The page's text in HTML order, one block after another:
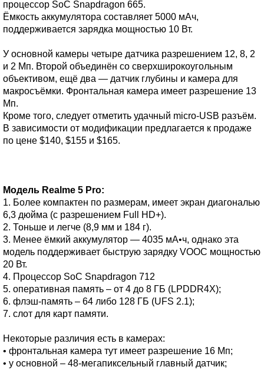
процессор SoC Snapdragon 665.
Ёмкость аккумулятора составляет 5000 мАч,
поддерживается зарядка мощностью 10 Вт.
У основной камеры четыре датчика разрешением 12, 8, 2
и 2 Мп. Второй объединён со сверхширокоугольным
объективом, ещё два — датчик глубины и камера для
макросъёмки. Фронтальная камера имеет разрешение 13
Мп.
Кроме того, следует отметить удачный micro-USB разъём.
В зависимости от модификации предлагается к продаже
по цене $140, $155 и $165.
Модель Realme 5 Pro:
1. Более компактен по размерам, имеет экран диагональю
6,3 дюйма (с разрешением Full HD+).
2. Тоньше и легче (8,9 мм и 184 г).
3. Менее ёмкий аккумулятор — 4035 мА•ч, однако эта
модель поддерживает быструю зарядку VOOC мощностью
20 Вт.
4. Процессор SoC Snapdragon 712
5. оперативная память – от 4 до 8 ГБ (LPDDR4X);
6. флэш-память – 64 либо 128 ГБ (UFS 2.1);
7. слот для карт памяти.
Некоторые различия есть в камерах:
• фронтальная камера тут имеет разрешение 16 Мп;
• у основной – 48-мегапиксельный главный датчик;